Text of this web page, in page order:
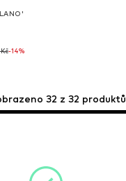
-14%
32 z 32 produktů